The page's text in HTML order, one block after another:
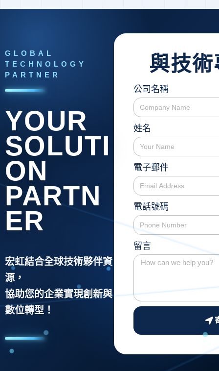
GLOBAL
TECHNOLOGY
PARTNER
YOUR
SOLUTI
ON
PARTN
ER
宏虹結合全球技術夥伴資
源，
協助您的企業實現創新與
數位轉型！
與技
公司名稱
姓名
電子郵件
電話號碼
留言